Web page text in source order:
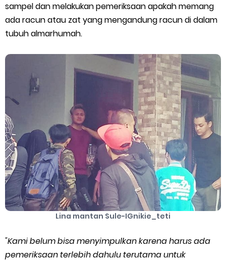
Cara Mudah Melihat QR dan Barcode Shopeepay
Cara Transfer Gopay ke Shopeepay Tanpa Potongan
Cara Ping Server Shopee Food 2022
Cara Menghubungi CS Lalamove dan Jam Operasionalnya
Cara Mengatasi Aplikasi Gojek Mengalami Gangguan
Friday, 7 August
sampel dan melakukan pemeriksaan apakah memang
ada racun atau zat yang mengandung racun di dalam
tubuh almarhumah.
Lina mantan Sule-IGnikie_teti
"Kami belum bisa menyimpulkan karena harus ada
pemeriksaan terlebih dahulu terutama untuk